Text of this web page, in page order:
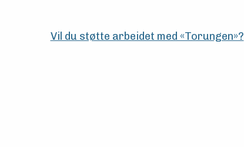
Vil du støtte arbeidet med «Torungen»?